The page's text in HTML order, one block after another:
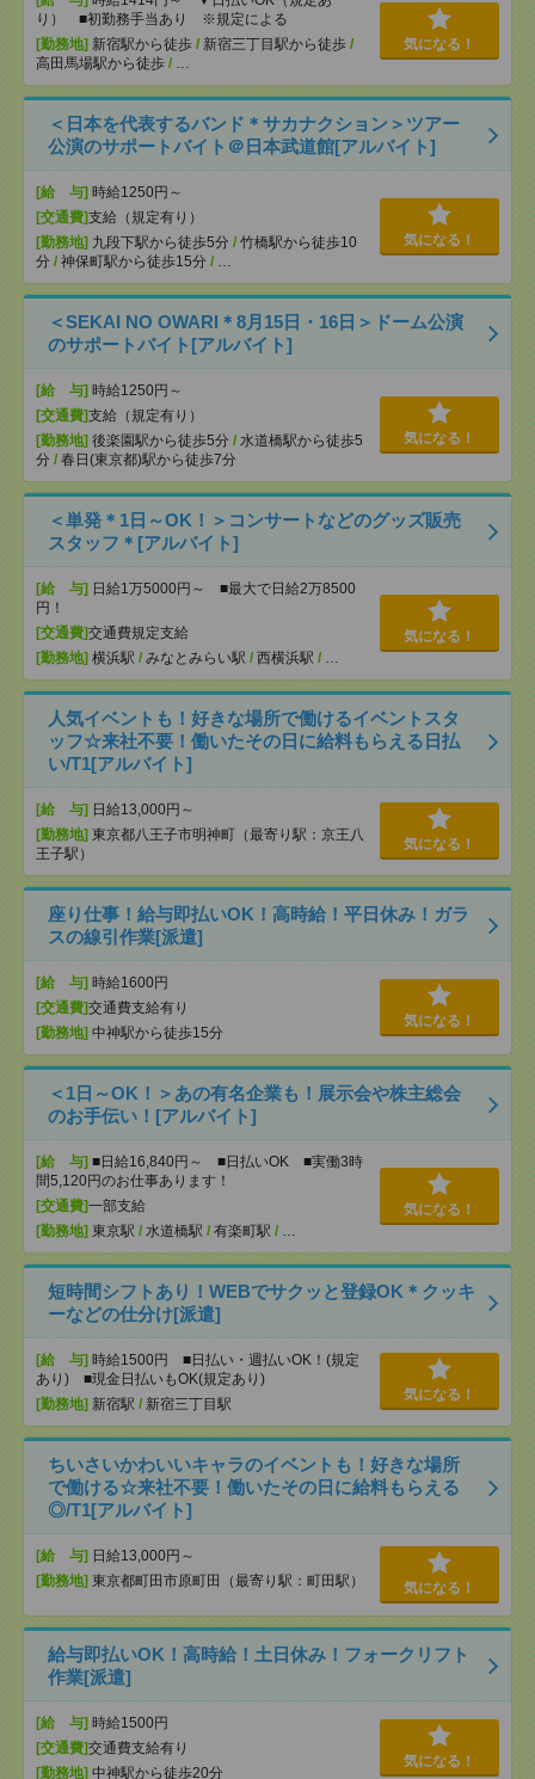
り） ■初勤務手当あり ※規定による
[勤務地] 新宿駅から徒歩 / 新宿三丁目駅から徒歩 /
高田馬場駅から徒歩 / …
気になる！
＜日本を代表するバンド＊サカナクション＞ツアー
公演のサポートバイト＠日本武道館[アルバイト]
[給 与] 時給1250円～
[交通費]支給（規定有り）
[勤務地] 九段下駅から徒歩5分 / 竹橋駅から徒歩10
分 / 神保町駅から徒歩15分 / …
気になる！
＜SEKAI NO OWARI＊8月15日・16日＞ドーム公演
のサポートバイト[アルバイト]
[給 与] 時給1250円～
[交通費]支給（規定有り）
[勤務地] 後楽園駅から徒歩5分 / 水道橋駅から徒歩5
分 / 春日(東京都)駅から徒歩7分
気になる！
＜単発＊1日～OK！＞コンサートなどのグッズ販売
スタッフ＊[アルバイト]
[給 与] 日給1万5000円～ ■最大で日給2万8500
円！
[交通費]交通費規定支給
[勤務地] 横浜駅 / みなとみらい駅 / 西横浜駅 / …
気になる！
人気イベントも！好きな場所で働けるイベントスタ
ッフ☆来社不要！働いたその日に給料もらえる日払
い/T1[アルバイト]
[給 与] 日給13,000円～
[勤務地] 東京都八王子市明神町（最寄り駅：京王八
王子駅）
気になる！
座り仕事！給与即払いOK！高時給！平日休み！ガラ
スの線引作業[派遣]
[給 与] 時給1600円
[交通費]交通費支給有り
[勤務地] 中神駅から徒歩15分
気になる！
＜1日～OK！＞あの有名企業も！展示会や株主総会
のお手伝い！[アルバイト]
[給 与] ■日給16,840円～ ■日払いOK ■実働3時
間5,120円のお仕事あります！
[交通費]一部支給
[勤務地] 東京駅 / 水道橋駅 / 有楽町駅 / …
気になる！
短時間シフトあり！WEBでサクッと登録OK＊クッキ
ーなどの仕分け[派遣]
[給 与] 時給1500円 ■日払い・週払いOK！(規定
あり) ■現金日払いもOK(規定あり)
[勤務地] 新宿駅 / 新宿三丁目駅
気になる！
ちいさいかわいいキャラのイベントも！好きな場所
で働ける☆来社不要！働いたその日に給料もらえる
◎/T1[アルバイト]
[給 与] 日給13,000円～
[勤務地] 東京都町田市原町田（最寄り駅：町田駅） 気になる！
給与即払いOK！高時給！土日休み！フォークリフト
作業[派遣]
[給 与] 時給1500円
[交通費]交通費支給有り
[勤務地] 中神駅から徒歩20分
気になる！